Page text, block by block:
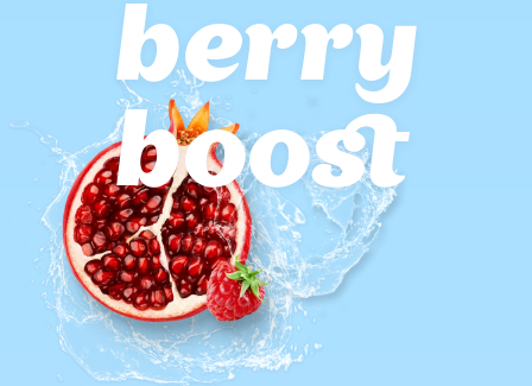
berry
boost